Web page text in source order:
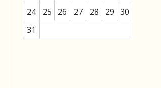
24
25 26 27 28 29 30
31